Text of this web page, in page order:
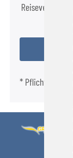
Reisevertrags.
* Pflichtfeld